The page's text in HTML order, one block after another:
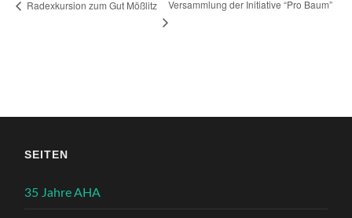
Radexkursion zum Gut Mößlitz Versammlung der Initiative “Pro Baum”
SEITEN
35 Jahre AHA